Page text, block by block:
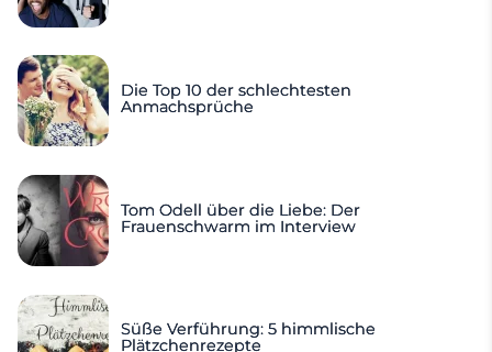
Die Top 10 der schlechtesten
Anmachsprüche
Tom Odell über die Liebe: Der
Frauenschwarm im Interview
Süße Verführung: 5 himmlische
Plätzchenrezepte